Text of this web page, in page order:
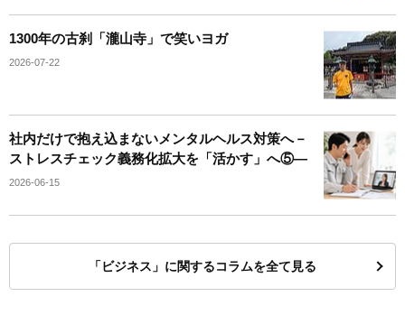
1300年の古刹「瀧山寺」で笑いヨガ
2026-07-22
社内だけで抱え込まないメンタルヘルス対策へ－
ストレスチェック義務化拡大を「活かす」へ⑤―
2026-06-15
「ビジネス」に関するコラムを全て見る